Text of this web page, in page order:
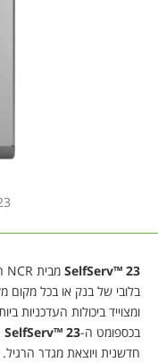
SelfServ™ 23 מבית NCR הינו כספומט "
בלובי של בנק או בכל מקום
בכספומט ה-SelfServ™ 23
חדשנית ויוצאת מגדר